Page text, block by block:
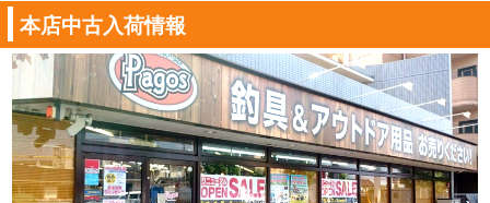
本店中古入荷情報